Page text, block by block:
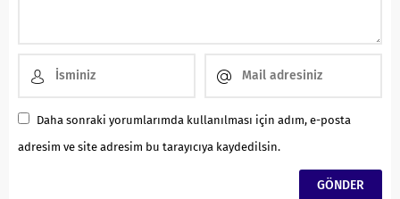
Daha sonraki yorumlarımda kullanılması için adım, e-posta
adresim ve site adresim bu tarayıcıya kaydedilsin.